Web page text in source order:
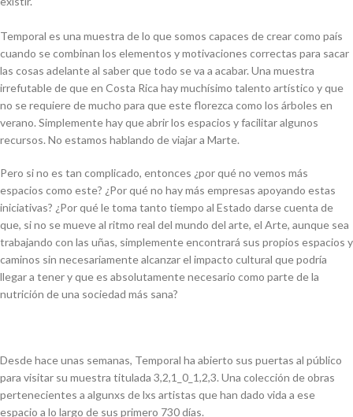
Temporal es una muestra de lo que somos capaces de crear como país
cuando se combinan los elementos y motivaciones correctas para sacar
las cosas adelante al saber que todo se va a acabar. Una muestra
irrefutable de que en Costa Rica hay muchísimo talento artístico y que
no se requiere de mucho para que este florezca como los árboles en
verano. Simplemente hay que abrir los espacios y facilitar algunos
recursos. No estamos hablando de viajar a Marte.
Pero si no es tan complicado, entonces ¿por qué no vemos más
espacios como este? ¿Por qué no hay más empresas apoyando estas
iniciativas? ¿Por qué le toma tanto tiempo al Estado darse cuenta de
que, si no se mueve al ritmo real del mundo del arte, el Arte, aunque sea
trabajando con las uñas, simplemente encontrará sus propios espacios y
caminos sin necesariamente alcanzar el impacto cultural que podría
llegar a tener y que es absolutamente necesario como parte de la
nutrición de una sociedad más sana?
Desde hace unas semanas, Temporal ha abierto sus puertas al público
para visitar su muestra titulada 3,2,1_0_1,2,3. Una colección de obras
pertenecientes a algunxs de lxs artistas que han dado vida a ese
espacio a lo largo de sus primero 730 días.